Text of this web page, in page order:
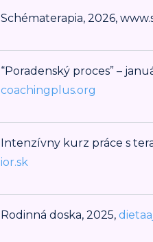
Schématerapia, 2026,
“Poradenský proces” –
coachingplus.org
Intenzívny kurz práce s
ior.sk
Rodinná doska, 2025,